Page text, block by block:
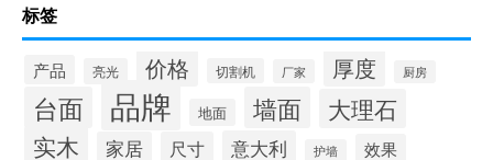
标签
产品 亮光 价格 切割机 厂家 厚度 厨房
台面 品牌 地面 墙面
大理石
实木
家居 尺寸 意大利 护墙 效果